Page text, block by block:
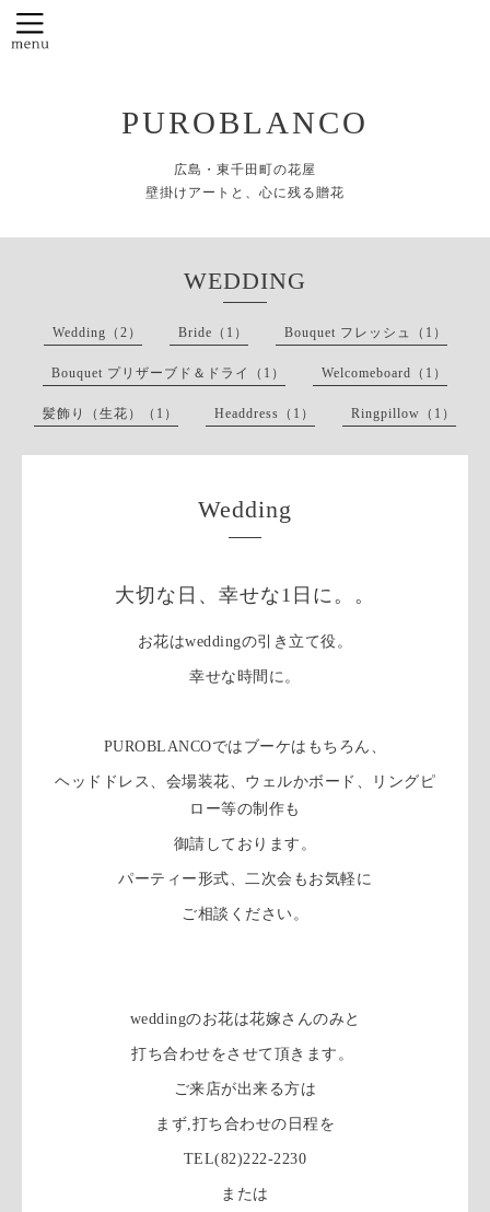
PUROBLANCO
広島・東千田町の花屋
壁掛けアートと、心に残る贈花
WEDDING
Wedding（2） Bride（1） Bouquet フレッシュ（1）
Bouquet プリザーブド＆ドライ（1） Welcomeboard（1）
髪飾り（生花）（1） Headdress（1） Ringpillow（1）
Wedding
大切な日、幸せな1日に。。
お花はweddingの引き立て役。
幸せな時間に。
PUROBLANCOではブーケはもちろん、
ヘッドドレス、会場装花、ウェルかボード、リングピ
ロー等の制作も
御請しております。
パーティー形式、二次会もお気軽に
ご相談ください。
weddingのお花は花嫁さんのみと
打ち合わせをさせて頂きます。
ご来店が出来る方は
まず,打ち合わせの日程を
TEL(82)222-2230
または